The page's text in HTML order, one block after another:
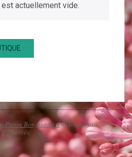
actuellement vide.
Pierre Bonjour Sàrl© Tous droits
réservés.